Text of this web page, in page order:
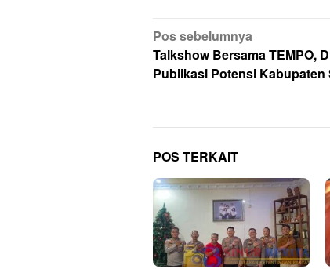
Navigasi
pos
Pos sebelumnya
Talkshow Bersama TEMPO,
Publikasi Potensi Kabupaten
POS TERKAIT